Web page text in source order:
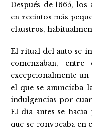
Después de 1665,
en recintos más
claustros,
El ritual del auto se
comenzaban,
excepcionalmente
el que se anunciaba
indulgencias por
El día antes se
que se convocaba en